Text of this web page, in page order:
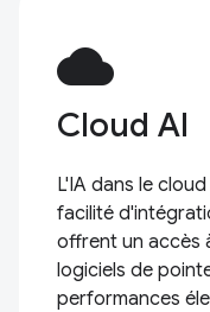
cloud
Cloud AI
L'IA dans le
facilité
offrent un accès
logiciels de
performances